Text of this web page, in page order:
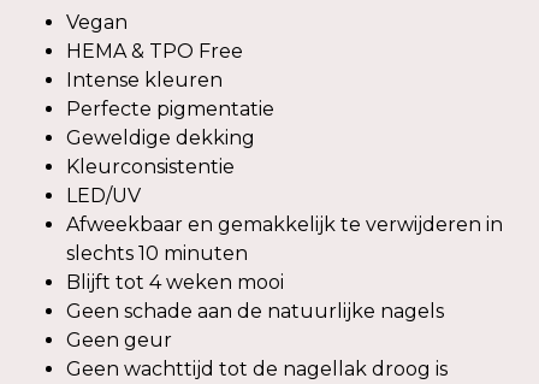
Vegan
HEMA & TPO Free
Intense kleuren
Perfecte pigmentatie
Geweldige dekking
Kleurconsistentie
LED/UV
Afweekbaar en gemakkelijk te verwijderen in
slechts 10 minuten
Blijft tot 4 weken mooi
Geen schade aan de natuurlijke nagels
Geen geur
Geen wachttijd tot de nagellak droog is